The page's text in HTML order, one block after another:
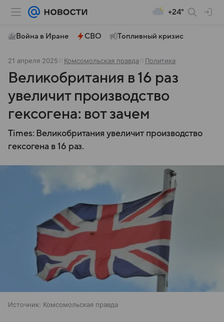
+24°
Война в Иране СВО Топливный кризис
21 апреля 2025 Комсомольская правда Политика
Великобритания в 16 раз
увеличит производство
гексогена: вот зачем
Times: Великобритания увеличит производство
гексогена в 16 раз.
Источник: Комсомольская правда